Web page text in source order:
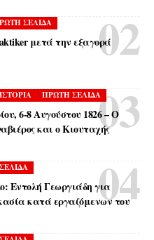
ΣΕΛΙΔΑ
μετά την εξαγορά
ΙΣΤΟΡΙΑ ΠΡΩΤΗ ΣΕΛΙΔΑ
6-8 Αυγούστου 1826 – Ο
και ο Κιουταχής
Εντολή Γεωργιάδη για
κατά εργαζόμενων του